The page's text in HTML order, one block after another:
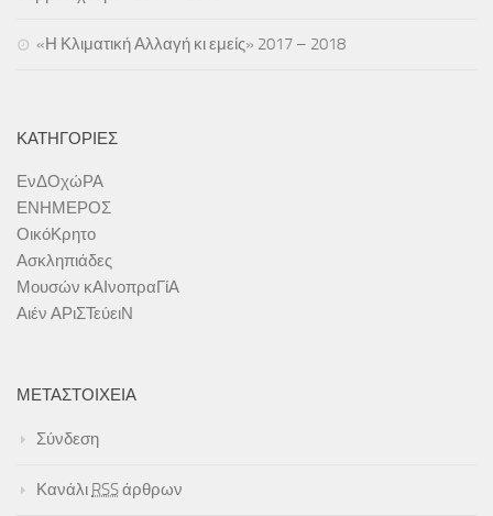
«Η Κλιματική Αλλαγή κι εμείς» 2017 – 2018
ΚΑΤΗΓΟΡΊΕΣ
ΕνΔΟχώΡΑ
ΕΝΗΜΕΡΟΣ
ΟικόΚρητο
Ασκληπιάδες
Μουσών κΑΙνοπραΓίΑ
Αιέν ΑΡιΣΤεύειΝ
ΜΕΤΑΣΤΟΙΧΕΊΑ
Σύνδεση
Κανάλι RSSάρθρων